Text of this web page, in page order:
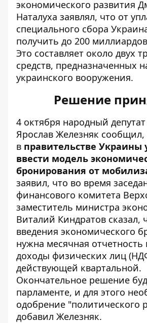
экономического развития
Наталуха заявлял, что от
специального сбора
получить до 200
Это составляет около двух
средств, предназначенных
украинского вооружения.
Решение
4 октября народный
Ярослав Железняк сообщил,
в правительстве
ввести модель
бронирования от
заявил, что во время
финансового комитета
заместитель министра
Виталий Киндратов сказал,
введения экономического
нужна месячная отчетность
доходы физических лиц
действующей квартальной.
Окончательное решение
парламенте, и для этого
одобрение "политического
добавил Железняк.